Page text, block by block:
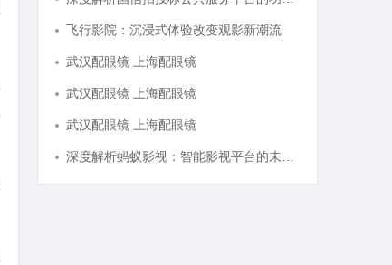
飞行影院：沉浸式体验改变观影新潮流
武汉配眼镜 上海配眼镜
武汉配眼镜 上海配眼镜
武汉配眼镜 上海配眼镜